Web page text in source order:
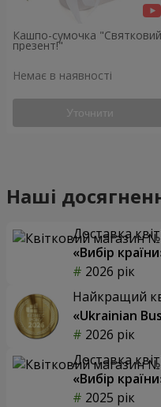
Кашпо-сумочка "Святковий
презент!"
Немає в наявності
Уточнити
Наші
Доставка
«Вибір
2026 рік
Найкращий
«Ukrainian
2026 рік
Доставка
«Вибір
2025 рік